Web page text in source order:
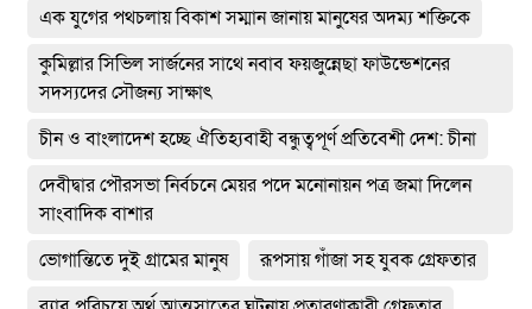
এক যুগের পথচলায় বিকাশ সম্মান জানায় মানুষের অদম্য শক্তিকে
কুমিল্লার সিভিল সার্জনের সাথে নবাব ফয়জুন্নেছা ফাউন্ডেশনের
সদস্যদের সৌজন্য সাক্ষাৎ
চীন ও বাংলাদেশ হচ্ছে ঐতিহ্যবাহী বন্ধুত্বপূর্ণ প্রতিবেশী দেশ: চীনা
দেবীদ্বার পৌরসভা নির্বচনে মেয়র পদে মনোনায়ন পত্র জমা দিলেন
সাংবাদিক বাশার
ভোগান্তিতে দুই গ্রামের মানুষ
রূপসায় গাঁজা সহ যুবক গ্রেফতার